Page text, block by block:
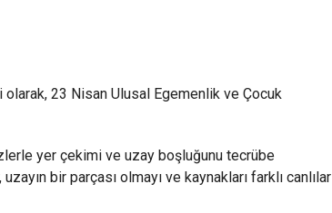
olarak, 23 Nisan Ulusal Egemenlik ve Çocuk
yer çekimi ve uzay boşluğunu tecrübe
bir parçası olmayı ve kaynakları farklı canlılar